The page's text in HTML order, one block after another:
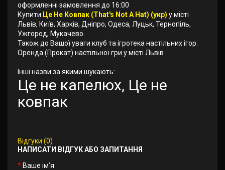
оформленні замовлення до 16:00
Купити Це Не Ковпак (That's Not A Hat) (укр) у місті
Львів, Київ, Харків, Дніпро, Одеса, Луцьк, Тернопіль,
Ужгород, Мукачево.
Також до Вашої уваги клуб та ігротека настільних ігор.
Оренда (Прокат) настільної гри у місті Львів
Інші назви за якими шукають:
Це не капелюх, Це не
ковпак
Відгуки (0)
НАПИСАТИ ВІДГУК АБО ЗАПИТАННЯ
Ваше ім’я: